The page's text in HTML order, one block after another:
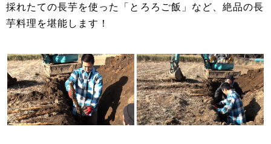
採れたての長芋を使った「とろろご飯」など、絶品の長
芋料理を堪能します！